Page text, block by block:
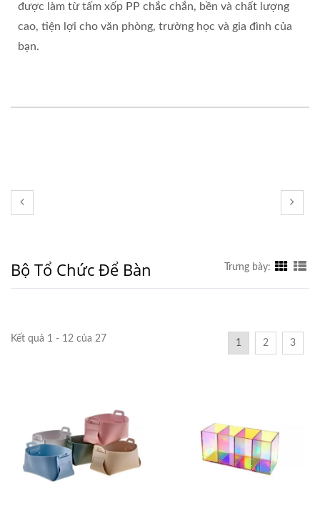
được làm từ tấm xốp PP chắc chắn, bền và chất lượng
cao, tiện lợi cho văn phòng, trường học và gia đình của
bạn.
Bộ Tổ Chức Để Bàn Trưng bày:
Kết quả 1 - 12 của 27 1 2 3